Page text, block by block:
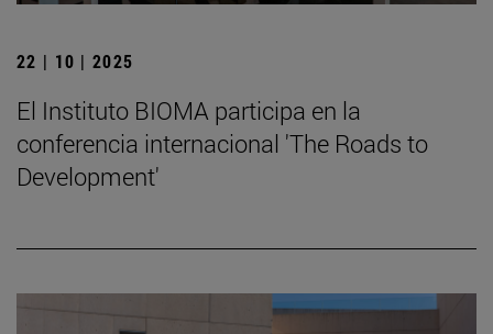
22 | 10 | 2025
El Instituto BIOMA participa en la
conferencia internacional 'The Roads to
Development'